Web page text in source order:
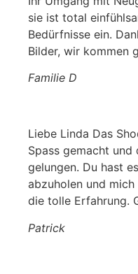
sie ist total
Bedürfnisse ein.
Bilder, wir kommen
Familie D
Liebe Linda Das
Spass gemacht
gelungen. Du hast
abzuholen und
die tolle Erfahrung.
Patrick